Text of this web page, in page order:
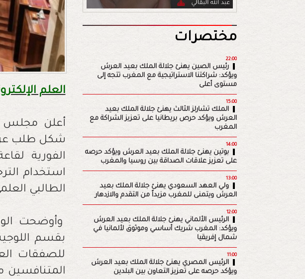
العلم
شكل طلب
الفورية
استخدام
الطالبي
وأوضحت
بقسم
للصفقات
مختصرات
22:00
رئيس الصين يهنئ جلالة الملك بعيد العرش
ويؤكد: شراكتنا الاستراتيجية مع المغرب تتجه إلى
مستوى أعلى
15:00
الملك تشارلز الثالث يهنئ جلالة الملك بعيد
العرش ويؤكد حرص بريطانيا على تعزيز الشراكة مع
المغرب
14:00
بوتين يهنئ جلالة الملك بعيد العرش ويؤكد حرصه
على تعزيز علاقات الصداقة بين روسيا والمغرب
13:00
ولي العهد السعودي يهنئ جلالة الملك بعيد
العرش ويتمنى للمغرب مزيداً من التقدم والازدهار
12:00
الرئيس الألماني يهنئ جلالة الملك بعيد العرش
ويؤكد: المغرب شريك أساسي وموثوق لألمانيا في
شمال إفريقيا
11:00
الرئيس المصري يهنئ جلالة الملك بعيد العرش
ويؤكد حرصه على تعزيز التعاون بين البلدين